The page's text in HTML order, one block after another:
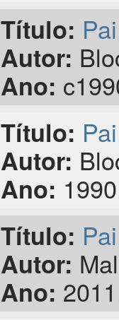
Título:
Autor:
Ano:
Título:
Autor:
Ano:
Título:
Autor:
Ano: